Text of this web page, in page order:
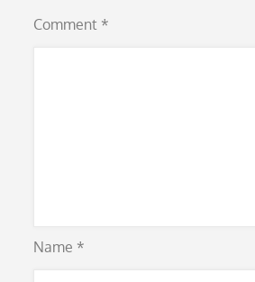
Comment *
Name *